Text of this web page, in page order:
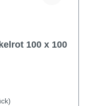
100 x 100